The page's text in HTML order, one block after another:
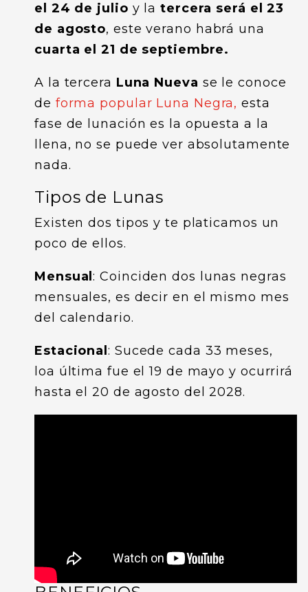
el 24 de julio y la tercera será el 23
de agosto, este verano habrá una
cuarta el 21 de septiembre.
A la tercera Luna Nueva se le conoce
de forma popular Luna Negra, esta
fase de lunación es la opuesta a la
llena, no se puede ver absolutamente
nada.
Tipos de Lunas
Existen dos tipos y te platicamos un
poco de ellos.
Mensual: Coinciden dos lunas negras
mensuales, es decir en el mismo mes
del calendario.
Estacional : Sucede cada 33 meses,
loa última fue el 19 de mayo y ocurrirá
hasta el 20 de agosto del 2028.